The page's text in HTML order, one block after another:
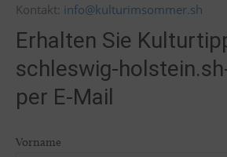
Kontakt: info@kulturimsommer.sh
Erhalten Sie
schleswig-
per E-Mail
Vorname